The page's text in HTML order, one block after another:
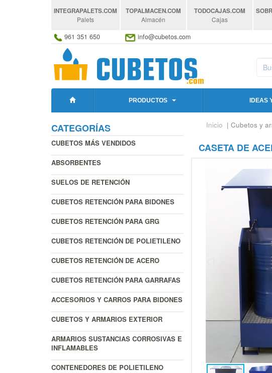
INTEGRAPALETS.COM
Palets
TOPALMACEN.COM
Almacén
TODOCAJAS.COM
Cajas
961 351 650 info@cubetos.com
PRODUCTOS IDEAS
CATEGORÍAS
CUBETOS MÁS VENDIDOS
ABSORBENTES
SUELOS DE RETENCIÓN
CUBETOS RETENCIÓN PARA BIDONES
CUBETOS RETENCIÓN PARA GRG
CUBETOS RETENCIÓN DE POLIETILENO
CUBETOS RETENCIÓN DE ACERO
CUBETOS RETENCIÓN PARA GARRAFAS
ACCESORIOS Y CARROS PARA BIDONES
CUBETOS Y ARMARIOS EXTERIOR
ARMARIOS SUSTANCIAS CORROSIVAS E
INFLAMABLES
CONTENEDORES DE POLIETILENO
Inicio | Cubetos y
CASETA DE